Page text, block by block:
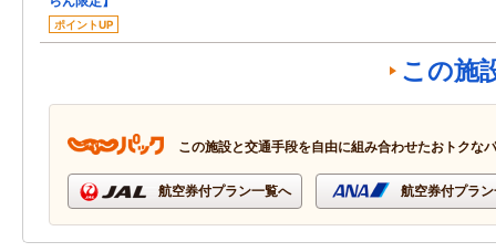
ポイントUP
この施
この施設と交通手段を自由に組み合わせたおトクな
航空券付プラン一覧へ 航空券付プラ